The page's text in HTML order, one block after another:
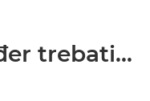
trebati...